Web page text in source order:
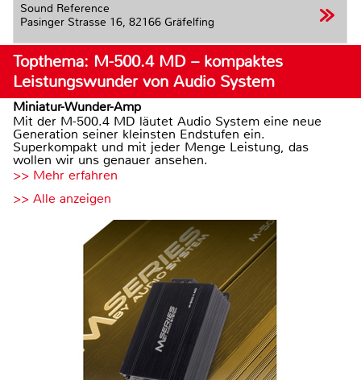
Sound Reference
Pasinger Strasse 16, 82166 Gräfelfing
Topthema: M-500.4 MD – kompaktes
Leistungswunder von Audio System
Miniatur-Wunder-Amp
Mit der M-500.4 MD läutet Audio System eine neue
Generation seiner kleinsten Endstufen ein.
Superkompakt und mit jeder Menge Leistung, das
wollen wir uns genauer ansehen.
>> Mehr erfahren
>> Alle anzeigen